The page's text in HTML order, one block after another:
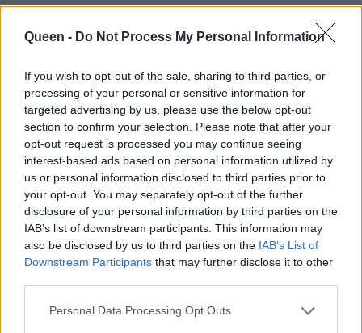
Queen - Do Not Process My Personal Information
If you wish to opt-out of the sale, sharing to third parties, or
processing of your personal or sensitive information for
targeted advertising by us, please use the below opt-out
section to confirm your selection. Please note that after your
opt-out request is processed you may continue seeing
interest-based ads based on personal information utilized by
us or personal information disclosed to third parties prior to
your opt-out. You may separately opt-out of the further
disclosure of your personal information by third parties on the
IAB’s list of downstream participants. This information may
also be disclosed by us to third parties on the IAB’s List of
Downstream Participants that may further disclose it to other
Personal Data Processing Opt Outs
Η Ηλιάνα
Παπαγεωργίου
γενέθλιά της με girty
look, αγαπημένους
φίλους και τον
Γιάννη της
Στη φωτογραφία με
τους 5 Γιάννηδες
σημαντικός για την
Ηλιάνα
Παπαγεωργίου